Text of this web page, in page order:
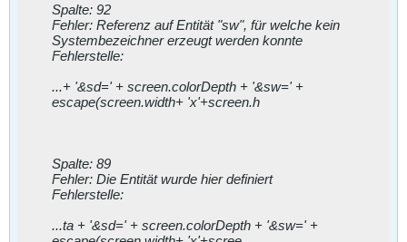
Spalte: 92
Fehler: Referenz auf Entität "sw", für welche kein
Systembezeichner erzeugt werden konnte
Fehlerstelle:
...+ '&sd=' + screen.colorDepth + '&sw=' +
escape(screen.width+ 'x'+screen.h
Spalte: 89
Fehler: Die Entität wurde hier definiert
Fehlerstelle:
...ta + '&sd=' + screen.colorDepth + '&sw=' +